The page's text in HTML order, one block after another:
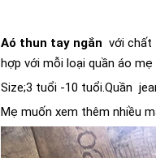
Aó thun tay ngắn với chất
hợp với mỗi loại quần áo
Size;3 tuổi -10 tuổi.Quần
Mẹ muốn xem thêm nhiều